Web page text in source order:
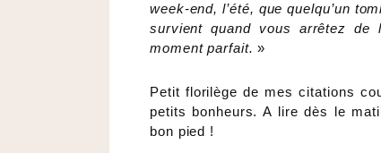
week-end, l’été, que quelqu’un
survient quand vous arrêtez de
moment parfait. »
Petit florilège de mes citations
petits bonheurs. A lire dès le
bon pied !